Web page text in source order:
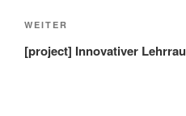
Nächster
Beitrag
WEITER
[project] Innovativer